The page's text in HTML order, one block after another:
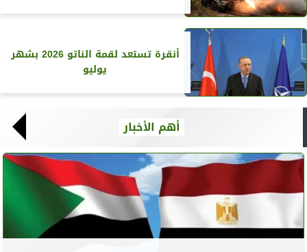
أنقرة تستعد لقمة الناتو 2026 بشهر
يوليو
أهم الأخبار